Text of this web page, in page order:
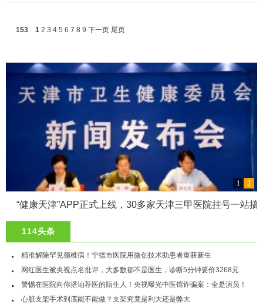
153 1 2 3 4 5 6 7 8 9 下一页 尾页
“健康天津”APP正式上线，30多家天津三甲医院挂号一站搞
1 2
114头条
精准解除罕见颈椎病！宁德市医院用微创技术助患者重获新生
网红医生被央视点名批评，大多数都不是医生，诊断5分钟要价3268元
警惕在医院向你搭讪荐医的陌生人！央视曝光中医馆诈骗案：全是演员！
心脏支架手术到底能不能做？支架究竟是利大还是弊大